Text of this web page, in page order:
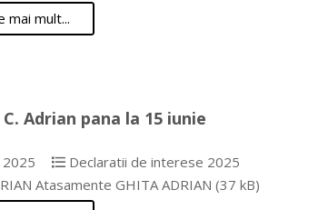
mai mult...
Adrian pana la 15 iunie
2025
Declaratii de interese 2025
Atasamente GHITA ADRIAN (37 kB)